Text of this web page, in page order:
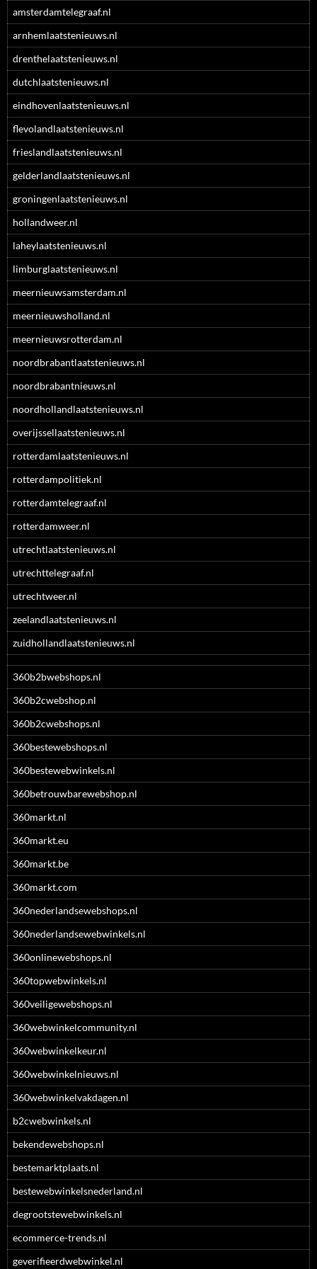
amsterdamtelegraaf.nl
arnhemlaatstenieuws.nl
drenthelaatstenieuws.nl
dutchlaatstenieuws.nl
eindhovenlaatstenieuws.nl
flevolandlaatstenieuws.nl
frieslandlaatstenieuws.nl
gelderlandlaatstenieuws.nl
groningenlaatstenieuws.nl
hollandweer.nl
laheylaatstenieuws.nl
limburglaatstenieuws.nl
meernieuwsamsterdam.nl
meernieuwsholland.nl
meernieuwsrotterdam.nl
noordbrabantlaatstenieuws.nl
noordbrabantnieuws.nl
noordhollandlaatstenieuws.nl
overijssellaatstenieuws.nl
rotterdamlaatstenieuws.nl
rotterdampolitiek.nl
rotterdamtelegraaf.nl
rotterdamweer.nl
utrechtlaatstenieuws.nl
utrechttelegraaf.nl
utrechtweer.nl
zeelandlaatstenieuws.nl
zuidhollandlaatstenieuws.nl
360b2bwebshops.nl
360b2cwebshop.nl
360b2cwebshops.nl
360bestewebshops.nl
360bestewebwinkels.nl
360betrouwbarewebshop.nl
360markt.nl
360markt.eu
360markt.be
360markt.com
360nederlandsewebshops.nl
360nederlandsewebwinkels.nl
360onlinewebshops.nl
360topwebwinkels.nl
360veiligewebshops.nl
360webwinkelcommunity.nl
360webwinkelkeur.nl
360webwinkelnieuws.nl
360webwinkelvakdagen.nl
b2cwebwinkels.nl
bekendewebshops.nl
bestemarktplaats.nl
bestewebwinkelsnederland.nl
degrootstewebwinkels.nl
ecommerce-trends.nl
geverifieerdwebwinkel.nl